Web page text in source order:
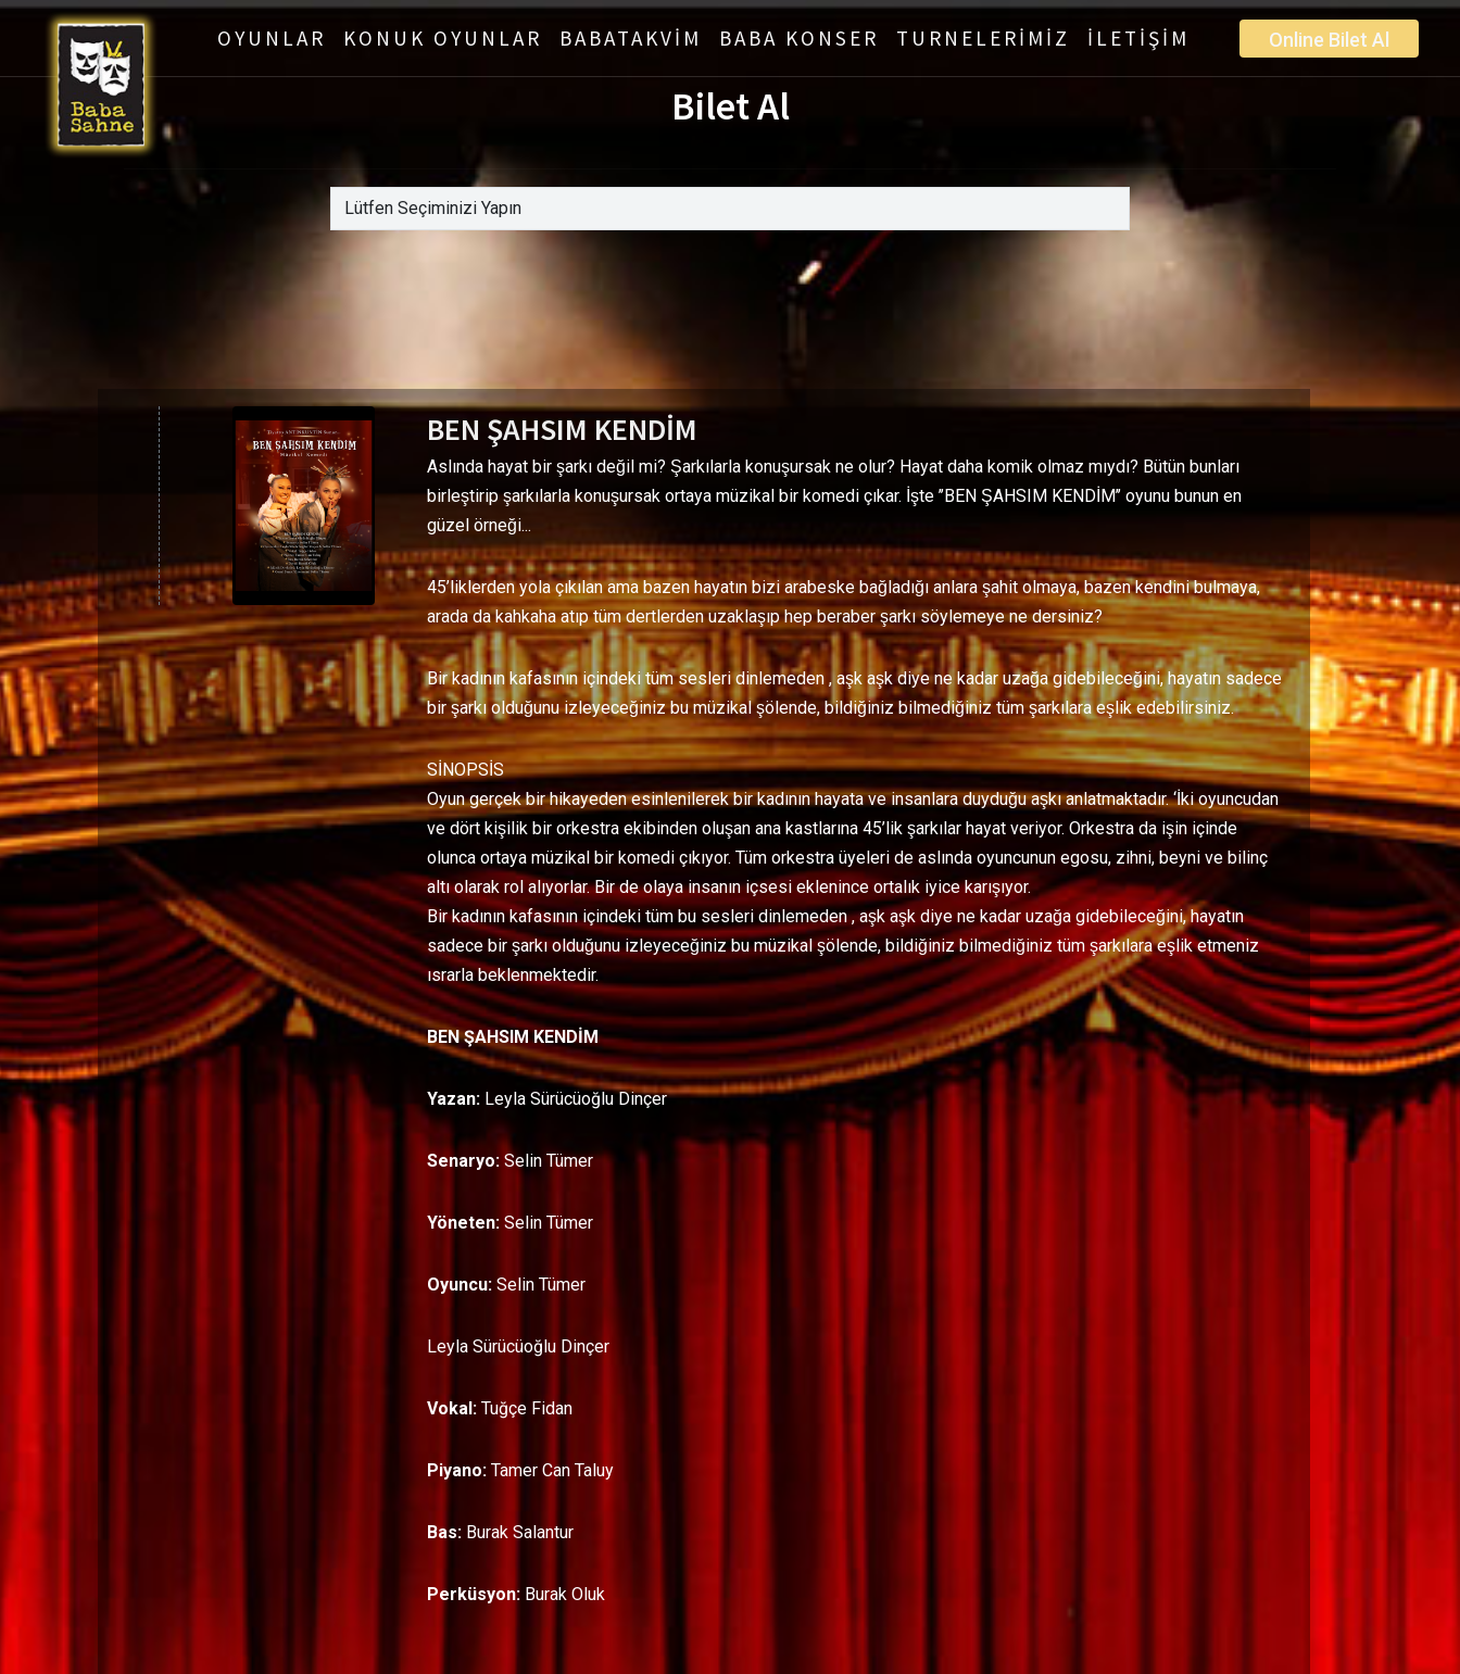
Online Bilet Al
OYUNLAR KONUK OYUNLAR BABATAKVİM BABA KONSER TURNELERİMİZ İLETİŞİM
Bilet Al
BEN ŞAHSIM KENDİM
Aslında hayat bir şarkı değil mi? Şarkılarla konuşursak ne olur? Hayat daha komik olmaz mıydı? Bütün bunları
birleştirip şarkılarla konuşursak ortaya müzikal bir komedi çıkar. İşte ’’BEN ŞAHSIM KENDİM’’ oyunu bunun en
güzel örneği...
45’liklerden yola çıkılan ama bazen hayatın bizi arabeske bağladığı anlara şahit olmaya, bazen kendini bulmaya,
arada da kahkaha atıp tüm dertlerden uzaklaşıp hep beraber şarkı söylemeye ne dersiniz?
Bir kadının kafasının içindeki tüm sesleri dinlemeden , aşk aşk diye ne kadar uzağa gidebileceğini, hayatın sadece
bir şarkı olduğunu izleyeceğiniz bu müzikal şölende, bildiğiniz bilmediğiniz tüm şarkılara eşlik edebilirsiniz.
SİNOPSİS
Oyun gerçek bir hikayeden esinlenilerek bir kadının hayata ve insanlara duyduğu aşkı anlatmaktadır. ‘İki oyuncudan
ve dört kişilik bir orkestra ekibinden oluşan ana kastlarına 45’lik şarkılar hayat veriyor. Orkestra da işin içinde
olunca ortaya müzikal bir komedi çıkıyor. Tüm orkestra üyeleri de aslında oyuncunun egosu, zihni, beyni ve bilinç
altı olarak rol alıyorlar. Bir de olaya insanın içsesi eklenince ortalık iyice karışıyor.
Bir kadının kafasının içindeki tüm bu sesleri dinlemeden , aşk aşk diye ne kadar uzağa gidebileceğini, hayatın
sadece bir şarkı olduğunu izleyeceğiniz bu müzikal şölende, bildiğiniz bilmediğiniz tüm şarkılara eşlik etmeniz
ısrarla beklenmektedir.
BEN ŞAHSIM KENDİM
Yazan: Leyla Sürücüoğlu Dinçer
Senaryo: Selin Tümer
Yöneten: Selin Tümer
Oyuncu: Selin Tümer
Leyla Sürücüoğlu Dinçer
Vokal: Tuğçe Fidan
Piyano: Tamer Can Taluy
Bas: Burak Salantur
Perküsyon: Burak Oluk